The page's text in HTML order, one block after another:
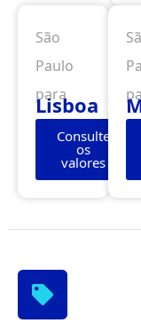
São
Paulo
para
Lisboa
Consulte
os
valores